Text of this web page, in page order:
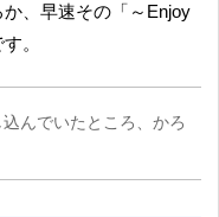
、早速その「～Enjoy
。
んでいたところ、かろ